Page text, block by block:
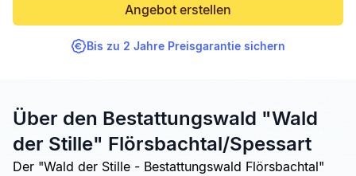
Angebot erstellen
Bis zu 2 Jahre Preisgarantie sichern
Über den Bestattungswald "Wald
der Stille" Flörsbachtal/Spessart
Der "Wald der Stille - Bestattungswald Flörsbachtal"